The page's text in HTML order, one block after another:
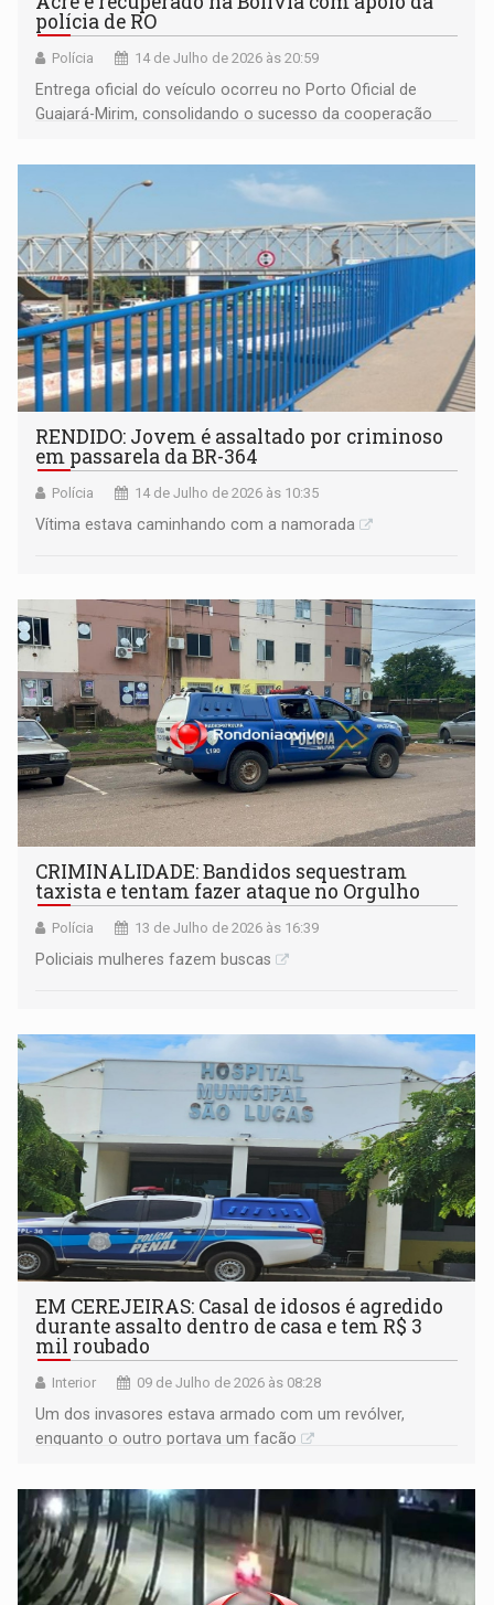
polícia de RO
Polícia 14 de Julho de 2026 às 20:59
Entrega oficial do veículo ocorreu no Porto Oficial de
Guajará-Mirim, consolidando o sucesso da cooperação
RENDIDO: Jovem é assaltado por criminoso
em passarela da BR-364
Polícia 14 de Julho de 2026 às 10:35
Vítima estava caminhando com a namorada
CRIMINALIDADE: Bandidos sequestram
taxista e tentam fazer ataque no Orgulho
Polícia 13 de Julho de 2026 às 16:39
Policiais mulheres fazem buscas
EM CEREJEIRAS: Casal de idosos é agredido
durante assalto dentro de casa e tem R$ 3
mil roubado
Interior 09 de Julho de 2026 às 08:28
Um dos invasores estava armado com um revólver,
enquanto o outro portava um facão